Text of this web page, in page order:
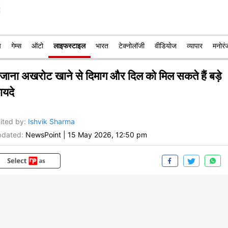
गेम्स ऑटो लाइफस्टाइल भारत टेक्नोलॉजी वीडियोज व्यापार
अखरोट खाने से दिमाग और दिल को मिल सकते हैं बड़े
by: Ishvik Sharma
NewsPoint 15 May 2026, 12:50 pm